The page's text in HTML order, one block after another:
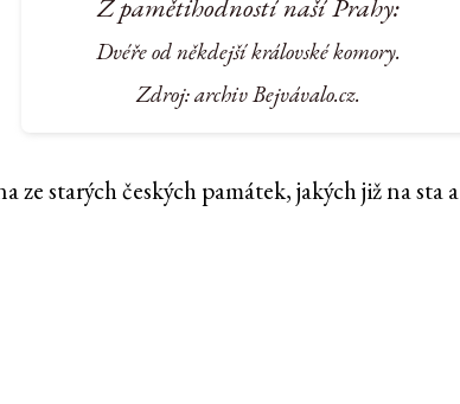
Z pamětihodností naší Prahy:
Dvéře od někdejší královské komory.
Zdroj: archiv Bejvávalo.cz.
starých českých památek, jakých již na sta a